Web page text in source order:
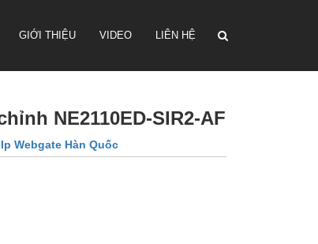
GIỚI THIỆU VIDEO LIÊN HỆ
NE2110ED-SIR2-AF
Webgate Hàn Quốc